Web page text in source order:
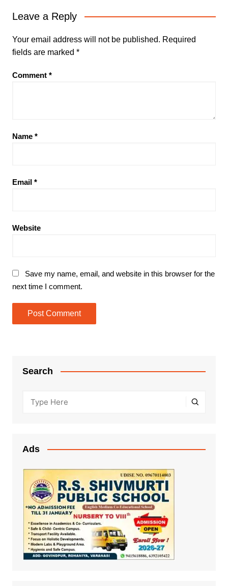
Leave a Reply
Your email address will not be published. Required
fields are marked *
Comment *
Name *
Email *
Website
Save my name, email, and website in this browser for the
next time I comment.
Search
Ads